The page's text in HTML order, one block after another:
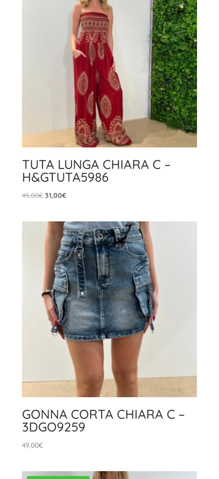
TUTA LUNGA CHIARA C –
H&GTUTA5986
45,00€ Il
era:
45,00€.
31,00€Il
è:
31,00€.
GONNA CORTA CHIARA C –
3DGO9259
49,00€